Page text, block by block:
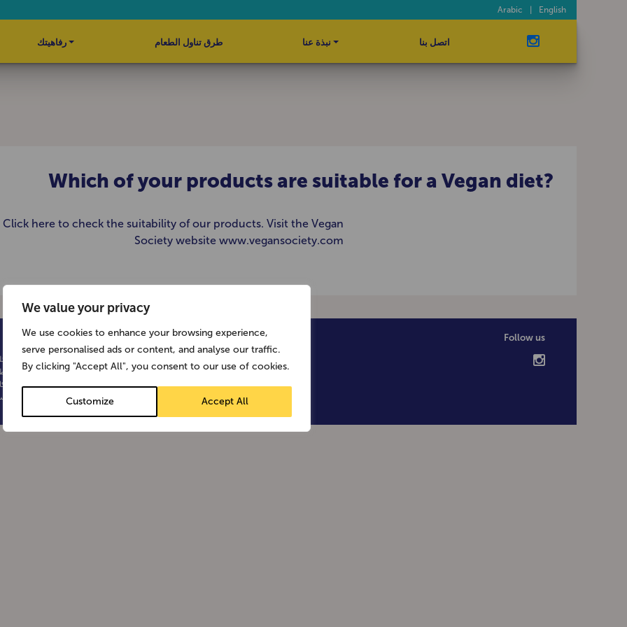
We value your privacy
We use cookies to enhance your browsing experience,
serve personalised ads or content, and analyse our traffic.
By clicking "Accept All", you consent to our use of cookies.
Customize Accept All
Arabic English
رفاهيتك طرق تناول الطعام نبذة عنا اتصل بنا
Which of your products are suitable for a Vegan diet?
Click here to check the suitability of our products. Visit the Vegan
Society website www.vegansociety.com
© Weetabix 2026
كيف نستخدم ملفات تعريف الارتباط
بيان العبودية الحديثة
UK tax strategy statement
Follow us